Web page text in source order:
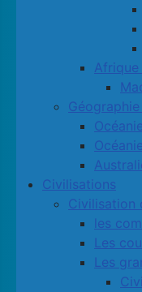
Afrique
Civilisations
Civilisation
les
Les
Les